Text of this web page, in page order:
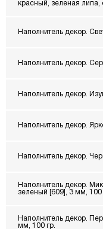
красный, зеленая липа,
Наполнитель декор.
Наполнитель декор.
Наполнитель декор.
Наполнитель декор.
Наполнитель декор.
Наполнитель декор.
зеленый [609], 3 мм, 100
Наполнитель декор.
мм, 100 гр.